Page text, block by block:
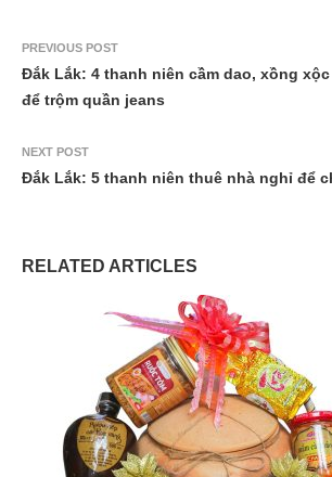
PREVIOUS POST
Đắk Lắk: 4 thanh niên cầm dao, xồng
để trộm quần jeans
NEXT POST
Đắk Lắk: 5 thanh niên thuê nhà nghỉ để
RELATED ARTICLES